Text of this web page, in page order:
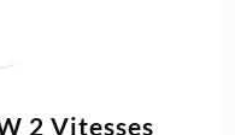
2 Vitesses